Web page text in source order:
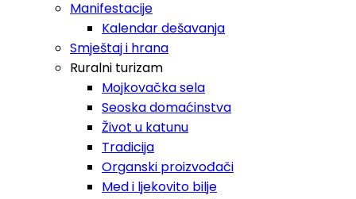
Manifestacije
Kalendar dešavanja
Smještaj i hrana
Ruralni turizam
Mojkovačka sela
Seoska domaćinstva
Život u katunu
Tradicija
Organski proizvođači
Med i ljekovito bilje